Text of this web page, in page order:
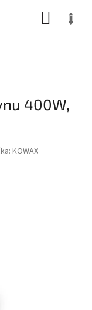
400W,
KOWAX